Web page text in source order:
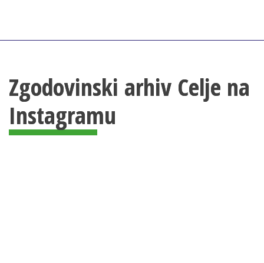
Zgodovinski arhiv Celje na
Instagramu